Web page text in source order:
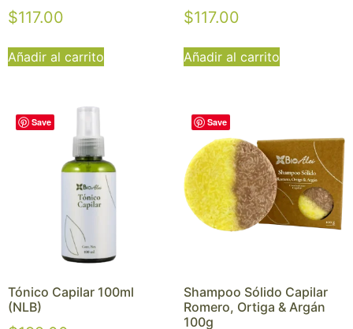
$117.00
Añadir al carrito
$117.00
Añadir al carrito
Save
Tónico Capilar 100ml
(NLB)
Save
Shampoo Sólido Capilar
Romero, Ortiga & Argán
100g